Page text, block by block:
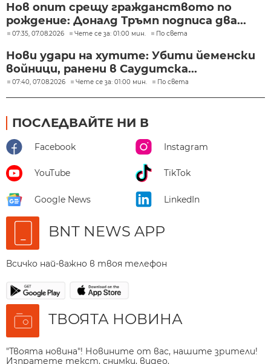
Нов опит срещу гражданството по
рождение: Доналд Тръмп подписа два...
07:35, 07.08.2026 Чете се за: 01:00 мин. По света
Нови удари на хутите: Убити йеменски
войници, ранени в Саудитска...
07:40, 07.08.2026 Чете се за: 01:00 мин. По света
ПОСЛЕДВАЙТЕ НИ В
Facebook Instagram
YouTube TikTok
Google News LinkedIn
BNT NEWS APP
Всичко най-важно в твоя телефон
ТВОЯТА НОВИНА
"Твоята новина"! Новините от вас, нашите зрители!
Изпратете текст, снимки, видео.